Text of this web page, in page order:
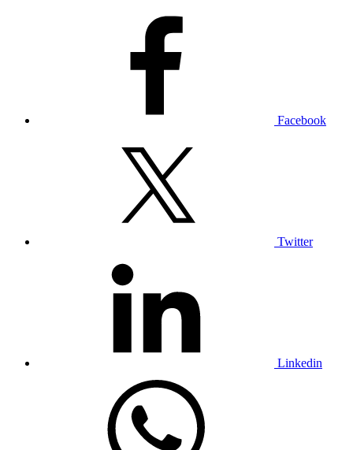
Facebook
Twitter
Linkedin